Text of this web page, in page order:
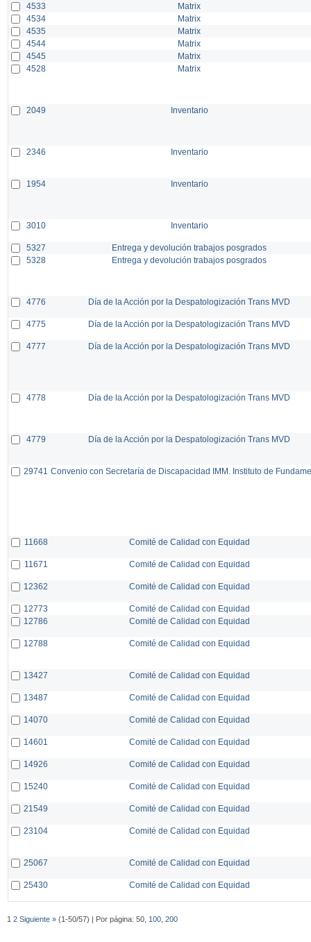
4533
Matrix
4534
Matrix
4535
Matrix
4544
Matrix
4545
Matrix
4528
Matrix
2049 Inventario
2346 Inventario
1954 Inventario
3010 Inventario
5327
Entrega y devolución trabajos posgrados
5328
Entrega y devolución trabajos posgrados
4776 Día de la Acción por la Despatologización Trans MVD
4775 Día de la Acción por la Despatologización Trans MVD
4777 Día de la Acción por la Despatologización Trans MVD
4778 Día de la Acción por la Despatologización Trans MVD
4779 Día de la Acción por la Despatologización Trans MVD
29741 Convenio con Secretaría de Discapacidad IMM. Instituto de
11668 Comité de Calidad con Equidad
11671 Comité de Calidad con Equidad
12362 Comité de Calidad con Equidad
12773
Comité de Calidad con Equidad
12786
Comité de Calidad con Equidad
12788 Comité de Calidad con Equidad
13427 Comité de Calidad con Equidad
13487 Comité de Calidad con Equidad
14070 Comité de Calidad con Equidad
14601 Comité de Calidad con Equidad
14926 Comité de Calidad con Equidad
15240 Comité de Calidad con Equidad
21549 Comité de Calidad con Equidad
23104 Comité de Calidad con Equidad
25067 Comité de Calidad con Equidad
25430 Comité de Calidad con Equidad
1 2 Siguiente » (1-50/57) | Por página: 50, 100 200